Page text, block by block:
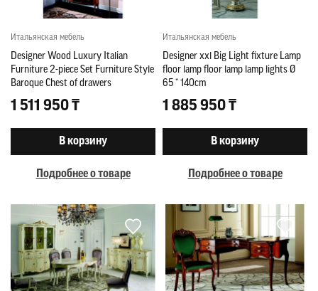
Итальянская мебель
Designer Wood Luxury Italian
Furniture 2-piece Set Furniture Style
Baroque Chest of drawers
1 511 950 ₸
В корзину
Подробнее о товаре
Итальянская мебель
Designer xxl Big Light fixture Lamp
floor lamp floor lamp lamp lights Ø
65 * 140cm
1 885 950 ₸
В корзину
Подробнее о товаре